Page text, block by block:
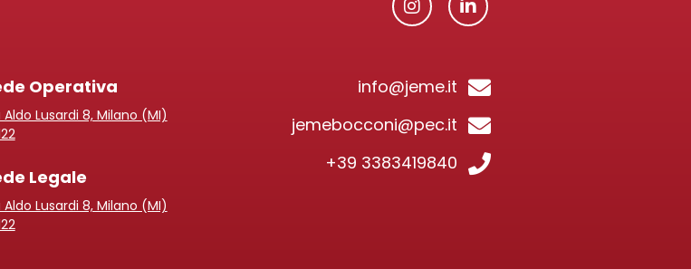
Operativa
Aldo Lusardi 8, Milano (MI)
Legale
Aldo Lusardi 8, Milano (MI)
info@jeme.it
jemebocconi@pec.it
+39 3383419840